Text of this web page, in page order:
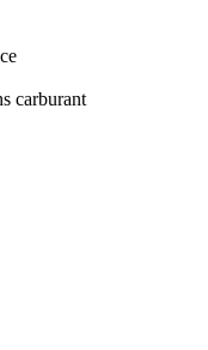
carburant